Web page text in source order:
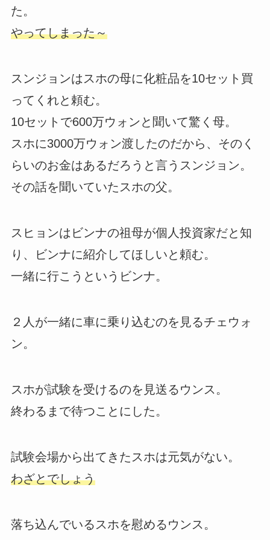
た。
やってしまった～
スンジョンはスホの母に化粧品を10セット買
ってくれと頼む。
10セットで600万ウォンと聞いて驚く母。
スホに3000万ウォン渡したのだから、そのく
らいのお金はあるだろうと言うスンジョン。
その話を聞いていたスホの父。
スヒョンはビンナの祖母が個人投資家だと知
り、ビンナに紹介してほしいと頼む。
一緒に行こうというビンナ。
２人が一緒に車に乗り込むのを見るチェウォ
ン。
スホが試験を受けるのを見送るウンス。
終わるまで待つことにした。
試験会場から出てきたスホは元気がない。
わざとでしょう
落ち込んでいるスホを慰めるウンス。